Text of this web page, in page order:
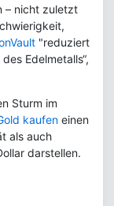
– nicht zuletzt
"reduziert
Edelmetalls“,
Sturm im
kaufen einen
als auch
darstellen.